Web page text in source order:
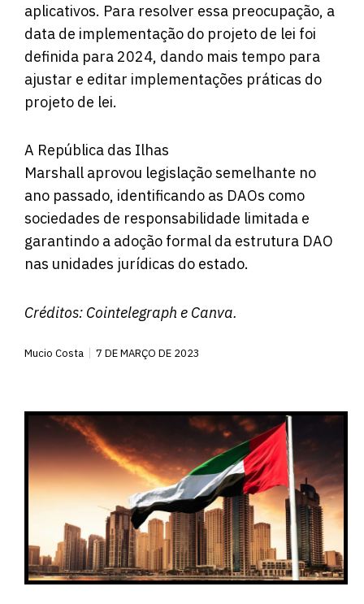
aplicativos. Para resolver essa preocupação, a
data de implementação do projeto de lei foi
definida para 2024, dando mais tempo para
ajustar e editar implementações práticas do
projeto de lei.
A República das Ilhas
Marshall aprovou legislação semelhante no
ano passado, identificando as DAOs como
sociedades de responsabilidade limitada e
garantindo a adoção formal da estrutura DAO
nas unidades jurídicas do estado.
Créditos: Cointelegraph e Canva.
Mucio Costa 7 DE MARÇO DE 2023